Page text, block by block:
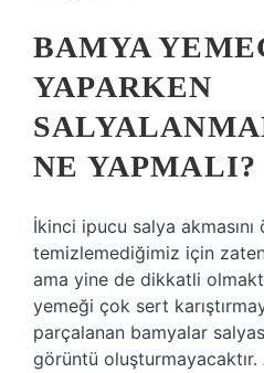
BAMYA
YAPARKEN
NE YAPMALI?
İkinci ipucu salya akmasını
temizlemediğimiz için
ama yine de dikkatli
yemeği çok sert
parçalanan bamyalar
görüntü oluşturmayacaktır.